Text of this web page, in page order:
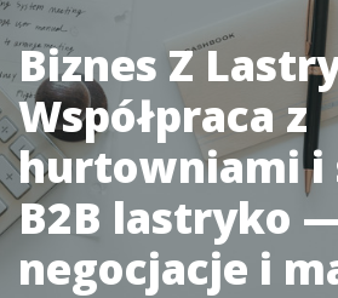
Biznes Z
Współpraca z
hurtowniami i
B2B lastryko
negocjacje i